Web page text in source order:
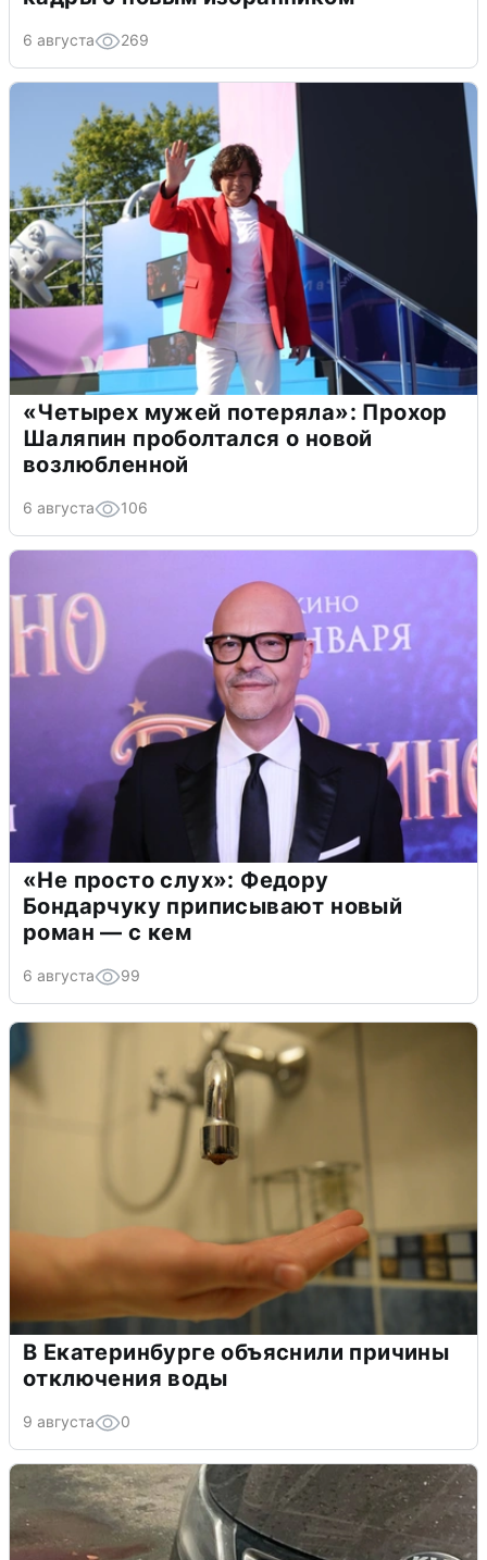
6 августа 269
«Четырех мужей потеряла»: Прохор
Шаляпин проболтался о новой
возлюбленной
6 августа 106
«Не просто слух»: Федору
Бондарчуку приписывают новый
роман — с кем
6 августа 99
В Екатеринбурге объяснили причины
отключения воды
9 августа 0